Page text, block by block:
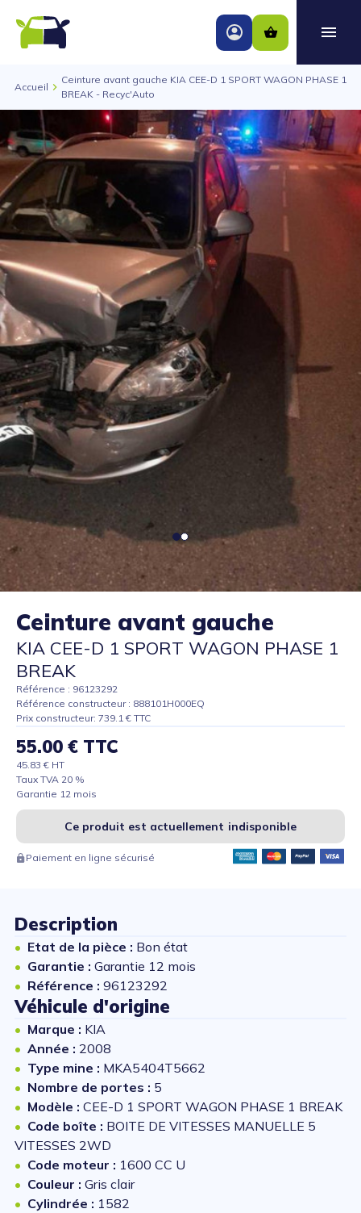
Accueil
Ceinture avant gauche KIA CEE-D 1 SPORT WAGON PHASE 1
BREAK - Recyc'Auto
Ceinture avant gauche
KIA CEE-D 1 SPORT WAGON PHASE 1
BREAK
Référence : 96123292
Référence constructeur : 888101H000EQ
Prix constructeur: 739.1 € TTC
55.00 € TTC
45.83 € HT
Taux TVA 20 %
Garantie 12 mois
Ce produit est actuellement indisponible
Paiement en ligne sécurisé
Description
Etat de la pièce : Bon état
Garantie : Garantie 12 mois
Référence : 96123292
Véhicule d'origine
Marque : KIA
Année : 2008
Type mine : MKA5404T5662
Nombre de portes : 5
Modèle : CEE-D 1 SPORT WAGON PHASE 1 BREAK
Code boîte : BOITE DE VITESSES MANUELLE 5
VITESSES 2WD
Code moteur : 1600 CC U
Couleur : Gris clair
Cylindrée : 1582